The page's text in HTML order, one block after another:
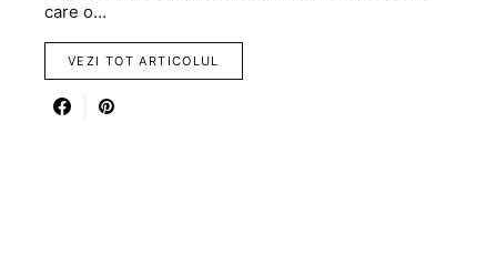
care o…
VEZI TOT ARTICOLUL